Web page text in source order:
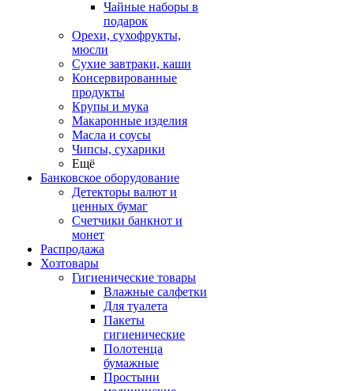
Чайные наборы в
подарок
Орехи, сухофрукты,
мюсли
Сухие завтраки, каши
Консервированные
продукты
Крупы и мука
Макаронные изделия
Масла и соусы
Чипсы, сухарики
Ещё
Банковское оборудование
Детекторы валют и
ценных бумаг
Счетчики банкнот и
монет
Распродажа
Хозтовары
Гигиенические товары
Влажные салфетки
Для туалета
Пакеты
гигиенические
Полотенца
бумажные
Простыни